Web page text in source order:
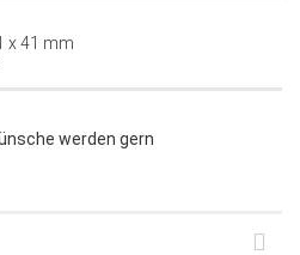
x 41 mm
werden gern